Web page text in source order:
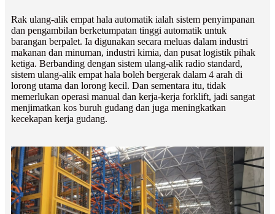
Rak ulang-alik empat hala automatik ialah sistem penyimpanan
dan pengambilan berketumpatan tinggi automatik untuk
barangan berpalet. Ia digunakan secara meluas dalam industri
makanan dan minuman, industri kimia, dan pusat logistik pihak
ketiga. Berbanding dengan sistem ulang-alik radio standard,
sistem ulang-alik empat hala boleh bergerak dalam 4 arah di
lorong utama dan lorong kecil. Dan sementara itu, tidak
memerlukan operasi manual dan kerja-kerja forklift, jadi sangat
menjimatkan kos buruh gudang dan juga meningkatkan
kecekapan kerja gudang.